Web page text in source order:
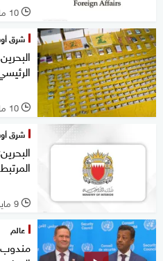
l 10 مايو 2026
شرق
l 10 مايو 2026
شرق
l 9 مايو 2026
عالم
مندوب